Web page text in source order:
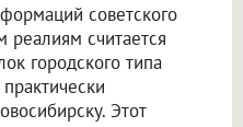
советского
реалиям считается
городского типа
Этот